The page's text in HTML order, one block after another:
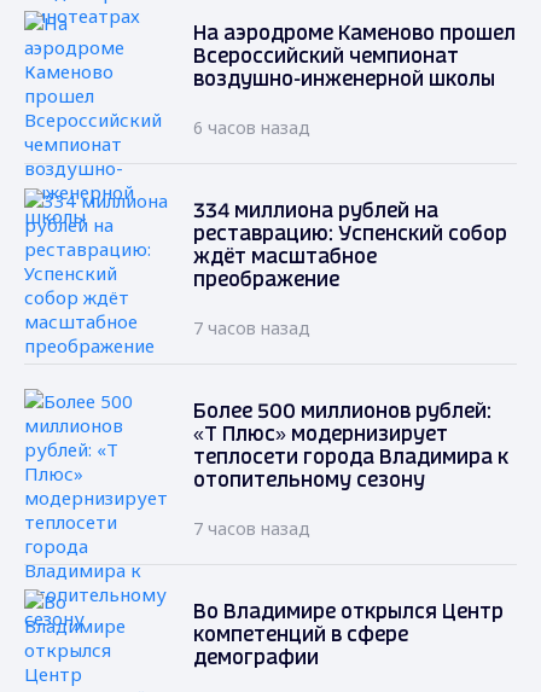
На аэродроме Каменово прошел
Всероссийский чемпионат
воздушно-инженерной школы
6 часов назад
334 миллиона рублей на
реставрацию: Успенский собор
ждёт масштабное
преображение
7 часов назад
Более 500 миллионов рублей:
«Т Плюс» модернизирует
теплосети города Владимира к
отопительному сезону
7 часов назад
Во Владимире открылся Центр
компетенций в сфере
демографии